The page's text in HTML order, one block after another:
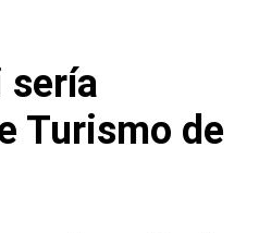
sería
Turismo de